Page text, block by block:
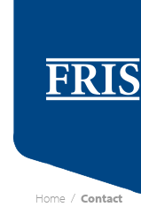
Home / Contact